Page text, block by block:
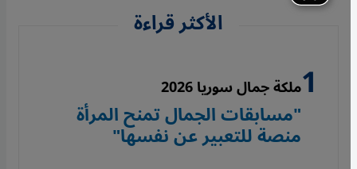
الأكثر قراءة
ملكة جمال سوريا 2026
"مسابقات الجمال تمنح المرأة
منصة للتعبير عن نفسها"